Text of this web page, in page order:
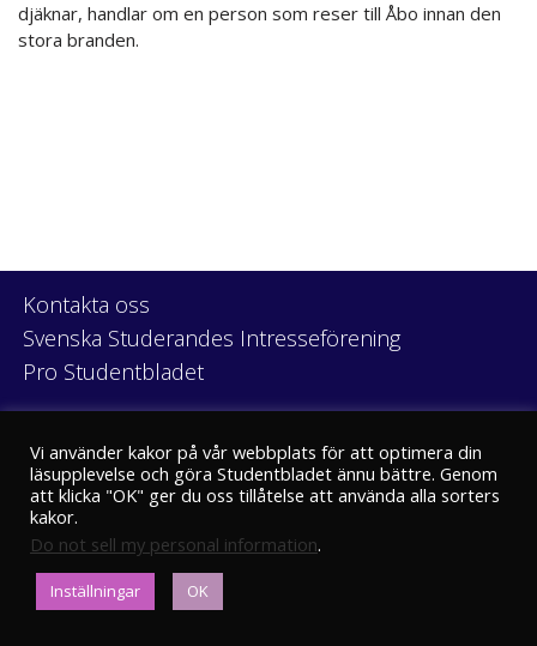
djäknar, handlar om en person som reser till Åbo innan den
stora branden.
Kontakta oss
Svenska Studerandes Intresseförening
Pro Studentbladet
Eriksgatan 8
00100 Helsingfors
Vi använder kakor på vår webbplats för att optimera din
läsupplevelse och göra Studentbladet ännu bättre. Genom
att klicka "OK" ger du oss tillåtelse att använda alla sorters
kakor.
Do not sell my personal information.
Inställningar OK